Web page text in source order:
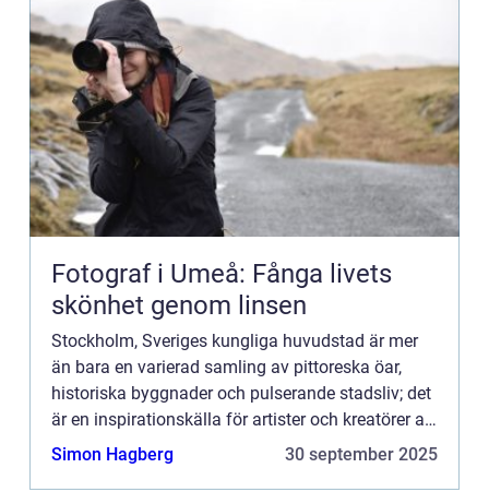
Fotograf i Umeå: Fånga livets
skönhet genom linsen
Stockholm, Sveriges kungliga huvudstad är mer
än bara en varierad samling av pittoreska öar,
historiska byggnader och pulserande stadsliv; det
är en inspirationskälla för artister och kreatörer av
alla slag. I synne...
Simon Hagberg 30 september 2025